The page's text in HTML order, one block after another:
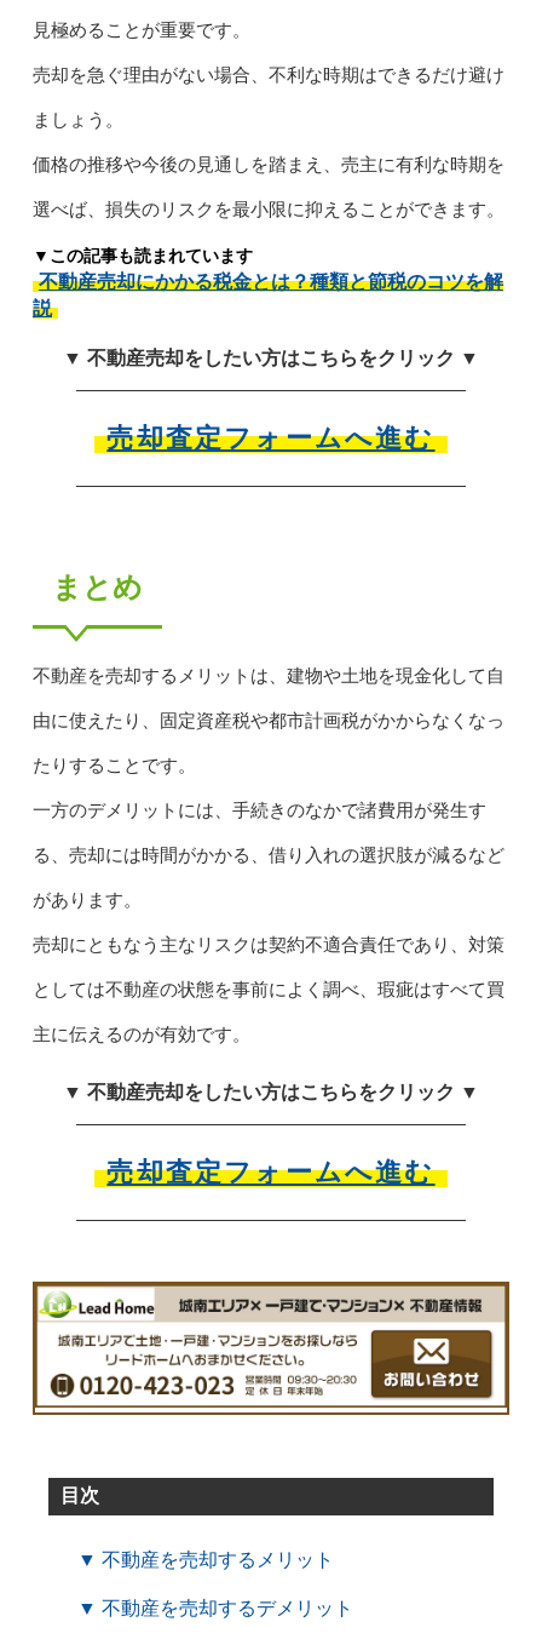
見極めることが重要です。
売却を急ぐ理由がない場合、不利な時期はできるだけ避け
ましょう。
価格の推移や今後の見通しを踏まえ、売主に有利な時期を
選べば、損失のリスクを最小限に抑えることができます。
▼この記事も読まれています
不動産売却にかかる税金とは？種類と節税のコツを解
説
▼ 不動産売却をしたい方はこちらをクリック ▼
売却査定フォームへ進む
まとめ
不動産を売却するメリットは、建物や土地を現金化して自
由に使えたり、固定資産税や都市計画税がかからなくなっ
たりすることです。
一方のデメリットには、手続きのなかで諸費用が発生す
る、売却には時間がかかる、借り入れの選択肢が減るなど
があります。
売却にともなう主なリスクは契約不適合責任であり、対策
としては不動産の状態を事前によく調べ、瑕疵はすべて買
主に伝えるのが有効です。
▼ 不動産売却をしたい方はこちらをクリック ▼
売却査定フォームへ進む
目次
▼ 不動産を売却するメリット
▼ 不動産を売却するデメリット